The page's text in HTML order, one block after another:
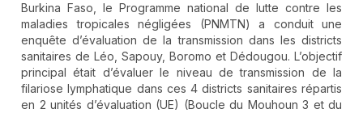
Burkina Faso, le Programme national de lutte contre les
maladies tropicales négligées (PNMTN) a conduit une
enquête d’évaluation de la transmission dans les districts
sanitaires de Léo, Sapouy, Boromo et Dédougou. L’objectif
principal était d’évaluer le niveau de transmission de la
filariose lymphatique dans ces 4 districts sanitaires répartis
en 2 unités d’évaluation (UE) (Boucle du Mouhoun 3 et du